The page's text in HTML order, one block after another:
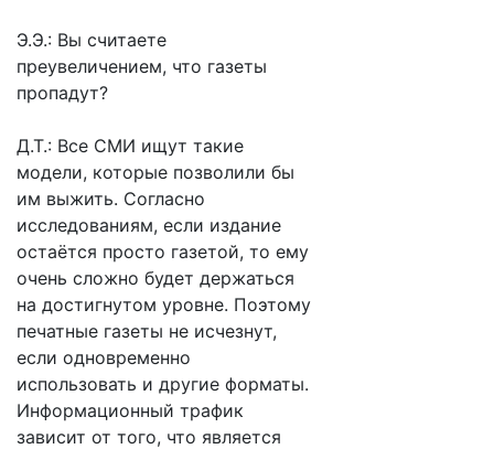
Э.Э.: Вы считаете
преувеличением, что газеты
пропадут?
Д.Т.: Все СМИ ищут такие
модели, которые позволили бы
им выжить. Согласно
исследованиям, если издание
остаётся просто газетой, то ему
очень сложно будет держаться
на достигнутом уровне. Поэтому
печатные газеты не исчезнут,
если одновременно
использовать и другие форматы.
Информационный трафик
зависит от того, что является